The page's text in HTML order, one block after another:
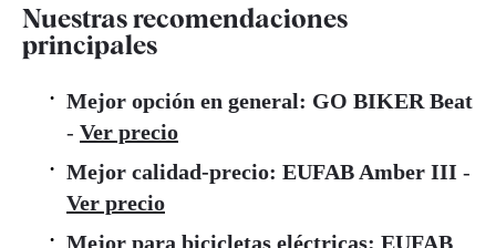
Nuestras recomendaciones
principales
Mejor opción en general: GO BIKER Beat
- Ver precio
Mejor calidad-precio: EUFAB Amber III -
Ver precio
Mejor para bicicletas eléctricas: EUFAB